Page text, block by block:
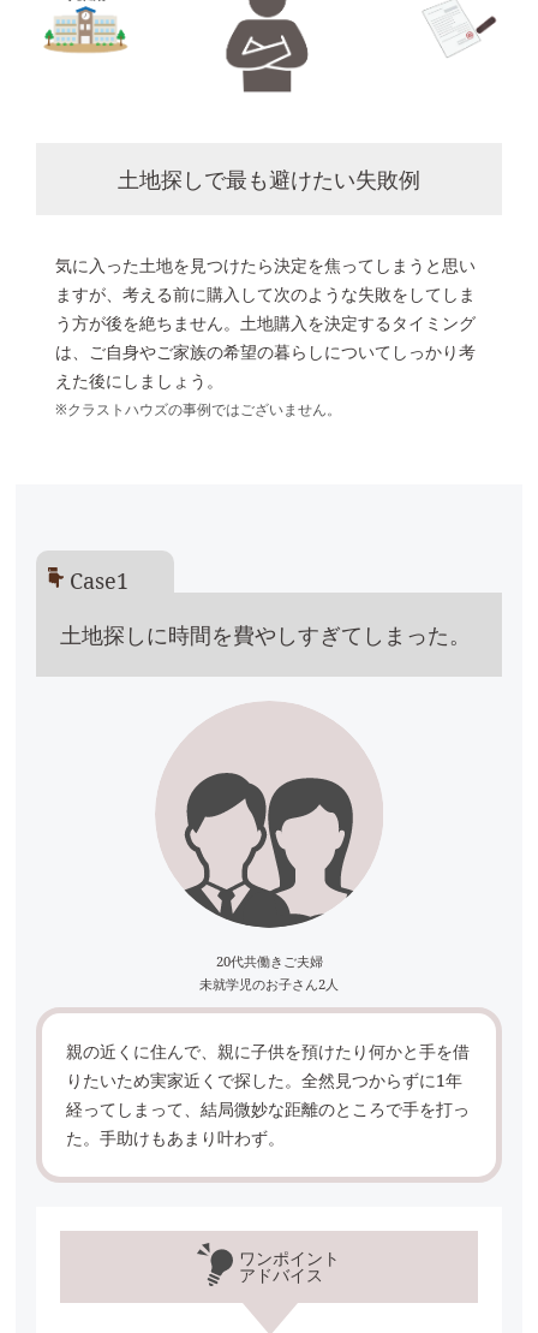
土地探しで最も避けたい失敗例
気に入った土地を見つけたら決定を焦ってしまうと思い
ますが、考える前に購入して次のような失敗をしてしま
う方が後を絶ちません。土地購入を決定するタイミング
は、ご自身やご家族の希望の暮らしについてしっかり考
えた後にしましょう。
※クラストハウズの事例ではございません。
Case1
土地探しに時間を費やしすぎてしまった。
20代共働きご夫婦
未就学児のお子さん2人
親の近くに住んで、親に子供を預けたり何かと手を借
りたいため実家近くで探した。全然見つからずに1年
経ってしまって、結局微妙な距離のところで手を打っ
た。手助けもあまり叶わず。
ワンポイント
アドバイス